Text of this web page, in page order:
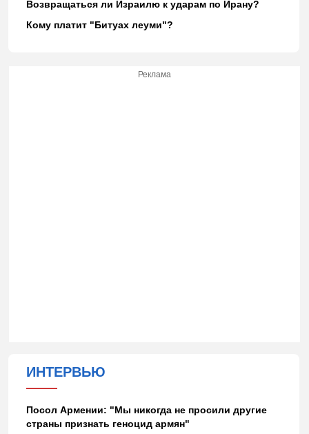
Возвращаться ли Израилю к ударам по Ирану?
Кому платит "Битуах леуми"?
Реклама
ИНТЕРВЬЮ
Посол Армении: "Мы никогда не просили другие
страны признать геноцид армян"